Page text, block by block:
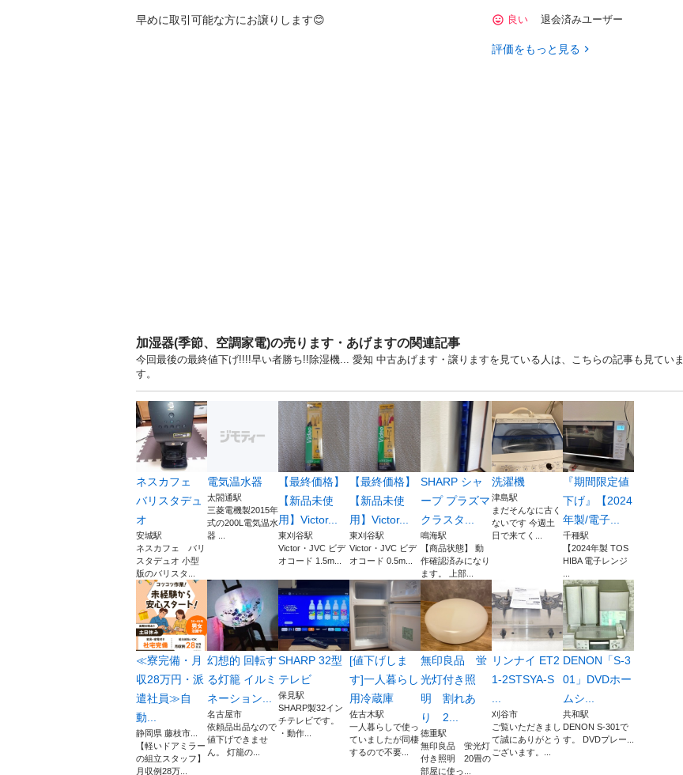
早めに取引可能な方にお譲りします😊 良い 退会済みユーザー
評価をもっと見る
加湿器(季節、空調家電)の売ります・あげますの関連記事
今回最後の最終値下げ!!!!早い者勝ち!!除湿機... 愛知 中古あげます・譲りますを見ている人は、こちらの記事も見ていま
す。
ネスカフェ
バリスタデュ
オ
安城駅
ネスカフェ バリ
スタデュオ 小型
版のバリスタ...
電気温水器
太閤通駅
三菱電機製2015年
式の200L電気温水
器 ...
【最終価格】
【新品未使
用】Victor...
東刈谷駅
Victor・JVC ビデ
オコード 1.5m...
【最終価格】
【新品未使
用】Victor...
東刈谷駅
Victor・JVC ビデ
オコード 0.5m...
SHARP シャ
ープ プラズマ
クラスタ...
鳴海駅
【商品状態】 動
作確認済みになり
ます。 上部...
洗濯機
津島駅
まだそんなに古く
ないです 今週土
日で来てく...
『期間限定値
下げ』【2024
年製/電子...
千種駅
【2024年製 TOS
HIBA 電子レンジ
≪寮完備・月
収28万円・派
遣社員≫自
動...
静岡県 藤枝市...
【軽いドアミラー
の組立スタッフ】
月収例28万...
幻想的 回転す
る灯籠 イルミ
ネーション...
名古屋市
依頼品出品なので
値下げできませ
ん。 灯籠の...
SHARP 32型
テレビ
保見駅
SHARP製32イン
チテレビです。
・動作...
[値下げしま
す]一人暮らし
用冷蔵庫
佐古木駅
一人暮らしで使っ
ていましたが同棲
するので不要...
無印良品 蛍
光灯付き照
明 割れあ
り 2...
徳重駅
無印良品 蛍光灯
付き照明 20畳の
部屋に使っ...
リンナイ ET2
1-2STSYA-S
...
刈谷市
ご覧いただきまし
て誠にありがとう
ございます。...
DENON「S-3
01」DVDホー
ムシ...
共和駅
DENON S-301で
す。 DVDプレー...